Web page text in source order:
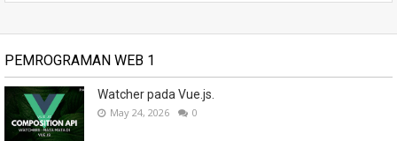
PEMROGRAMAN WEB 1
Watcher pada Vue.js.
May 24, 2026 0